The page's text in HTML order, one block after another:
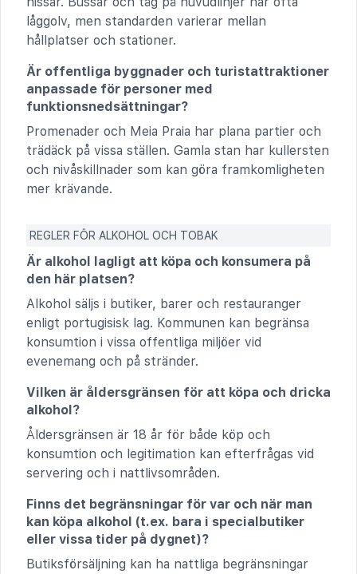
låggolv, men standarden varierar mellan
hållplatser och stationer.
Är offentliga byggnader och turistattraktioner
anpassade för personer med
funktionsnedsättningar?
Promenader och Meia Praia har plana partier och
trädäck på vissa ställen. Gamla stan har kullersten
och nivåskillnader som kan göra framkomligheten
mer krävande.
REGLER FÖR ALKOHOL OCH TOBAK
Är alkohol lagligt att köpa och konsumera på
den här platsen?
Alkohol säljs i butiker, barer och restauranger
enligt portugisisk lag. Kommunen kan begränsa
konsumtion i vissa offentliga miljöer vid
evenemang och på stränder.
Vilken är åldersgränsen för att köpa och dricka
alkohol?
Åldersgränsen är 18 år för både köp och
konsumtion och legitimation kan efterfrågas vid
servering och i nattlivsområden.
Finns det begränsningar för var och när man
kan köpa alkohol (t.ex. bara i specialbutiker
eller vissa tider på dygnet)?
Butiksförsäljning kan ha nattliga begränsningar